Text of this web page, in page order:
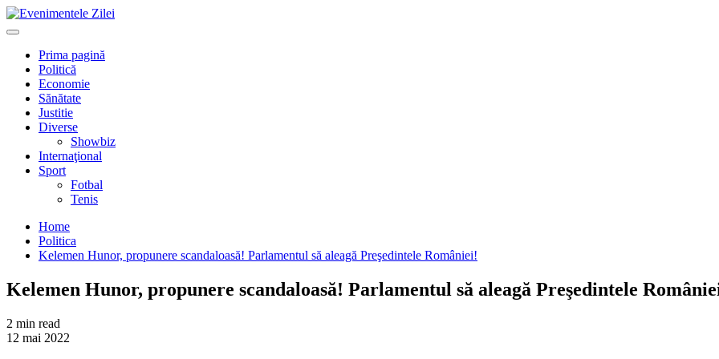
Mergi
la
Primary
Prima pagină
Politică
Economie
Sănătate
Justitie
Diverse
Showbiz
Internaţional
Sport
Fotbal
Tenis
Home
Politica
Kelemen Hunor, propunere scandaloasă! Parlamentul să aleagă Preşedintele României!
Kelemen Hunor, propunere scandaloasă! Parlamentul să aleagă Preşedintele
2 min read
12 mai 2022